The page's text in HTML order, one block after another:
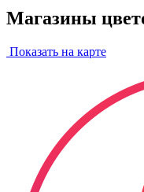
Магазины
Показать на карте